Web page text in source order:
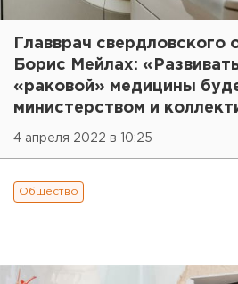
Главврач свердловского
Борис Мейлах:
«раковой» медицины
министерством и
4 апреля 2022 в 10:25
Общество